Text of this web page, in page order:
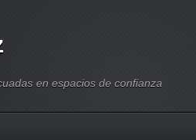
en espacios de confianza